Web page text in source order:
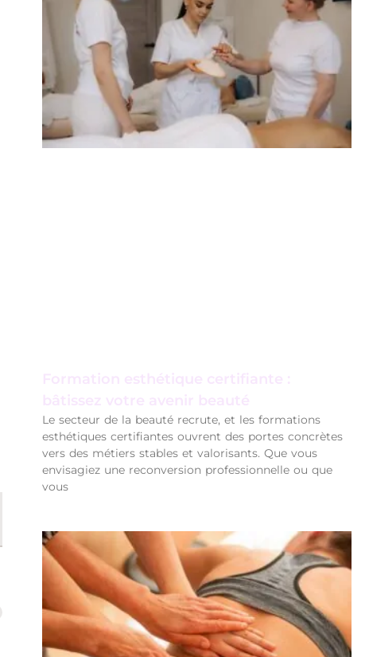
Formation esthétique certifiante :
bâtissez votre avenir beauté
Le secteur de la beauté recrute, et les formations
esthétiques certifiantes ouvrent des portes concrètes
vers des métiers stables et valorisants. Que vous
envisagiez une reconversion professionnelle ou que
vous